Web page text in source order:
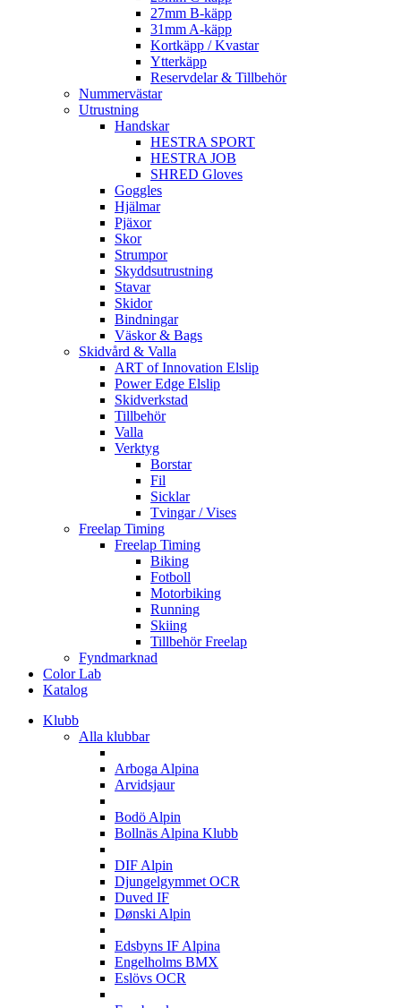
27mm B-käpp
31mm A-käpp
Kortkäpp / Kvastar
Ytterkäpp
Reservdelar & Tillbehör
Nummervästar
Utrustning
Handskar
HESTRA SPORT
HESTRA JOB
SHRED Gloves
Goggles
Hjälmar
Pjäxor
Skor
Strumpor
Skyddsutrustning
Stavar
Skidor
Bindningar
Väskor & Bags
Skidvård & Valla
ART of Innovation Elslip
Power Edge Elslip
Skidverkstad
Tillbehör
Valla
Verktyg
Borstar
Fil
Sicklar
Tvingar / Vises
Freelap Timing
Freelap Timing
Biking
Fotboll
Motorbiking
Running
Skiing
Tillbehör Freelap
Fyndmarknad
Color Lab
Katalog
Klubb
Alla klubbar
Arboga Alpina
Arvidsjaur
Bodö Alpin
Bollnäs Alpina Klubb
DIF Alpin
Djungelgymmet OCR
Duved IF
Dønski Alpin
Edsbyns IF Alpina
Engelholms BMX
Eslövs OCR